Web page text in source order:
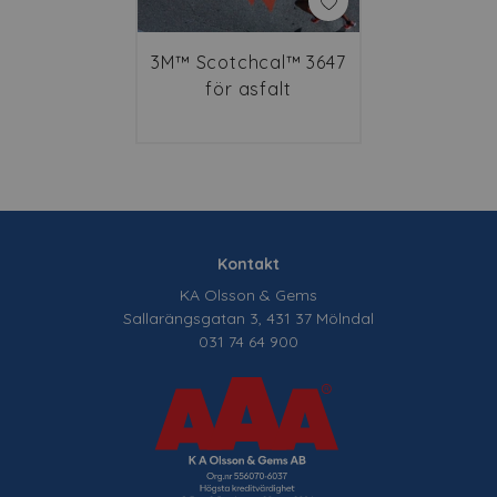
3M™ Scotchcal™ 3647
för asfalt
Kontakt
KA Olsson & Gems
Sallarängsgatan 3, 431 37 Mölndal
031 74 64 900